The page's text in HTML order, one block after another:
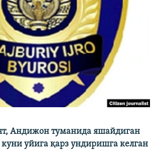
тилларда
Андижон туманида яшайдиган
уйига қарз ундиришга келган